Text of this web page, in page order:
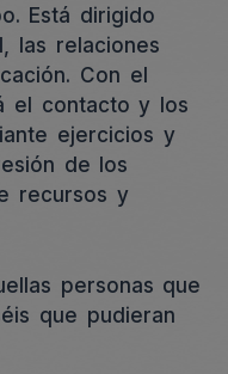
Está dirigido
las relaciones
Con el
el contacto y los
ejercicios y
de los
recursos y
personas que
que pudieran